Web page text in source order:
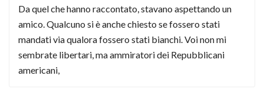
Da quel che hanno raccontato, stavano aspettando un
amico. Qualcuno si è anche chiesto se fossero stati
mandati via qualora fossero stati bianchi. Voi non mi
sembrate libertari, ma ammiratori dei Repubblicani
americani,